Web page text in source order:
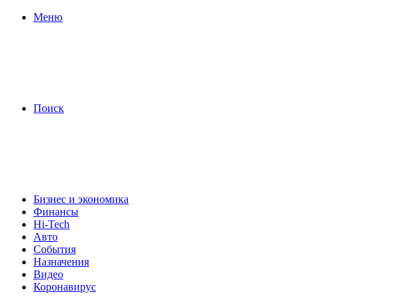
Меню
Поиск
Бизнес и экономика
Финансы
Hi-Tech
Авто
События
Назначения
Видео
Коронавирус